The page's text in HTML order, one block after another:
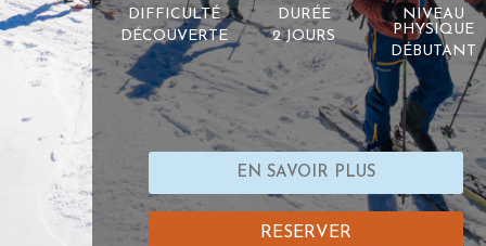
DIFFICULTÉ
DÉCOUVERTE
DURÉE
2 JOURS
NIVEAU
PHYSIQUE
DÉBUTANT
EN SAVOIR PLUS
RESERVER